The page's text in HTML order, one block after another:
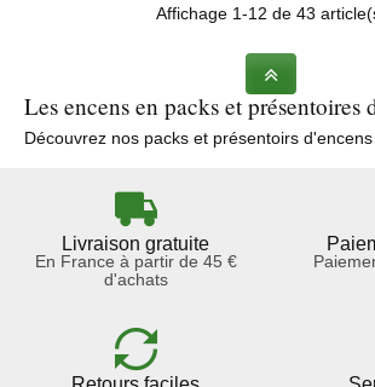
Affichage 1-12 de 43
Les encens en packs et présentoires
Découvrez nos packs et présentoirs d'encens
Livraison gratuite
En France à partir de 45 €
d'achats